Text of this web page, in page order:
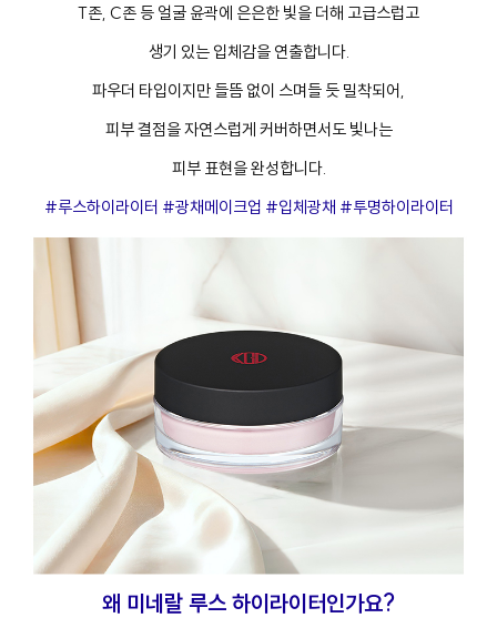
T존, C존 등 얼굴 윤곽에 은은한 빛을 더해 고급스럽고
생기 있는 입체감을 연출합니다.
파우더 타입이지만 들뜸 없이 스며들 듯 밀착되어,
피부 결점을 자연스럽게 커버하면서도 빛나는
피부 표현을 완성합니다.
#루스하이라이터 #광채메이크업 #입체광채 #투명하이라이터
왜 미네랄 루스 하이라이터인가요?